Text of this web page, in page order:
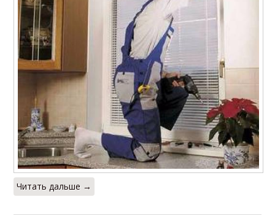
Читать дальше →